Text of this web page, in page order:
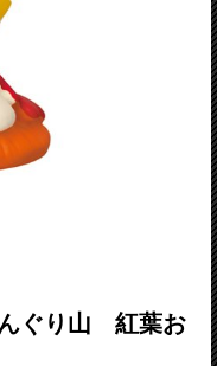
ぐり山 紅葉お